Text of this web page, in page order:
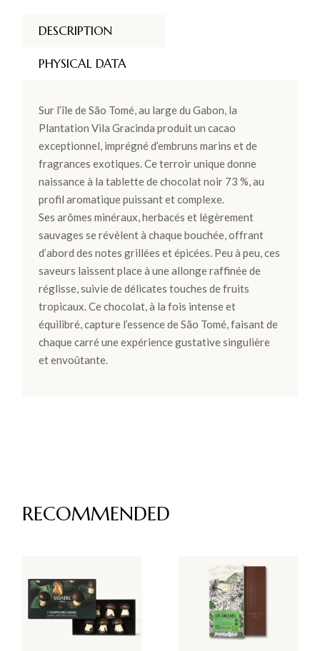
DESCRIPTION
PHYSICAL DATA
Sur l’île de São Tomé, au large du Gabon, la
Plantation Vila Gracinda produit un cacao
exceptionnel, imprégné d’embruns marins et de
fragrances exotiques. Ce terroir unique donne
naissance à la tablette de chocolat noir 73 %, au
profil aromatique puissant et complexe.
Ses arômes minéraux, herbacés et légèrement
sauvages se révèlent à chaque bouchée, offrant
d’abord des notes grillées et épicées. Peu à peu, ces
saveurs laissent place à une allonge raffinée de
réglisse, suivie de délicates touches de fruits
tropicaux. Ce chocolat, à la fois intense et
équilibré, capture l’essence de São Tomé, faisant de
chaque carré une expérience gustative singulière
et envoûtante.
RECOMMENDED